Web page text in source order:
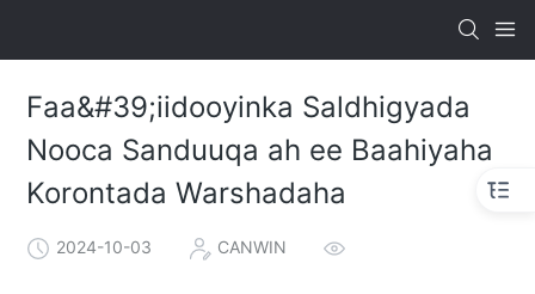
Faa&#39;iidooyinka Saldhigyada
Nooca Sanduuqa ah ee Baahiyaha
Korontada Warshadaha
2024-10-03 CANWIN